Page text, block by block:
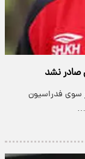
صادر نشد
سوی فدراسیون